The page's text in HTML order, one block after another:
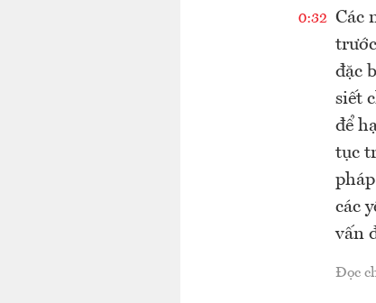
0:32 Các
đặc
siết
để
tục
các
vấn
Đọc